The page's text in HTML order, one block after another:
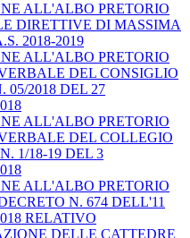
ALL'ALBO PRETORIO
DIRETTIVE DI MASSIMA
2018-2019
ALL'ALBO PRETORIO
DEL CONSIGLIO
05/2018 DEL 27
ALL'ALBO PRETORIO
DEL COLLEGIO
1/18-19 DEL 3
ALL'ALBO PRETORIO
N. 674 DELL'11
RELATIVO
DELLE CATTEDRE